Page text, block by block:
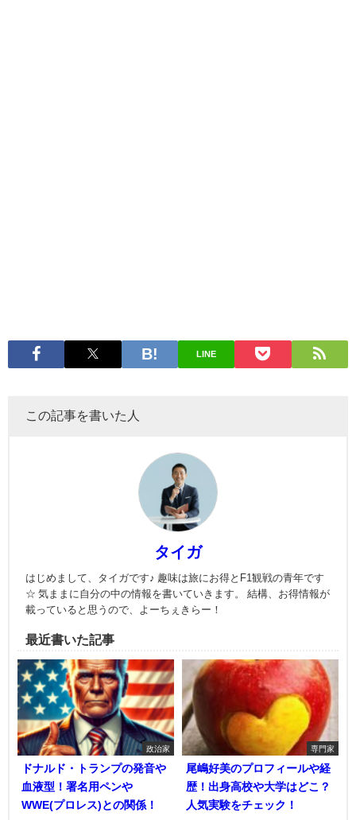
LINE
この記事を書いた人
タイガ
はじめまして、タイガです♪ 趣味は旅にお得とF1観戦の青年です
☆ 気ままに自分の中の情報を書いていきます。 結構、お得情報が
載っていると思うので、よーちぇきらー！
最近書いた記事
政治家
ドナルド・トランプの発音や
血液型！署名用ペンや
WWE(プロレス)との関係！
専門家
尾嶋好美のプロフィールや経
歴！出身高校や大学はどこ？
人気実験をチェック！